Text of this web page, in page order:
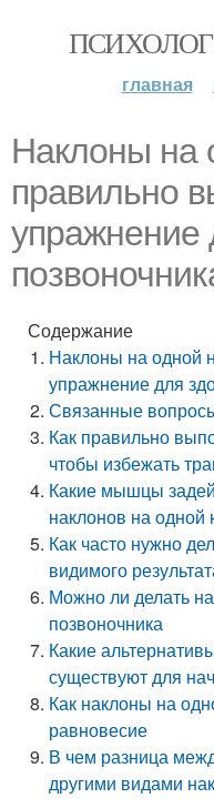
главная
Наклоны на
правильно
упражнение
Содержание
Наклоны на одной
упражнение для
Связанные
Как правильно
чтобы избежать
Какие мышцы
наклонов на одной
Как часто нужно
видимого
Можно ли делать
позвоночника
Какие
существуют для
Как наклоны на
равновесие
В чем разница
другими видами